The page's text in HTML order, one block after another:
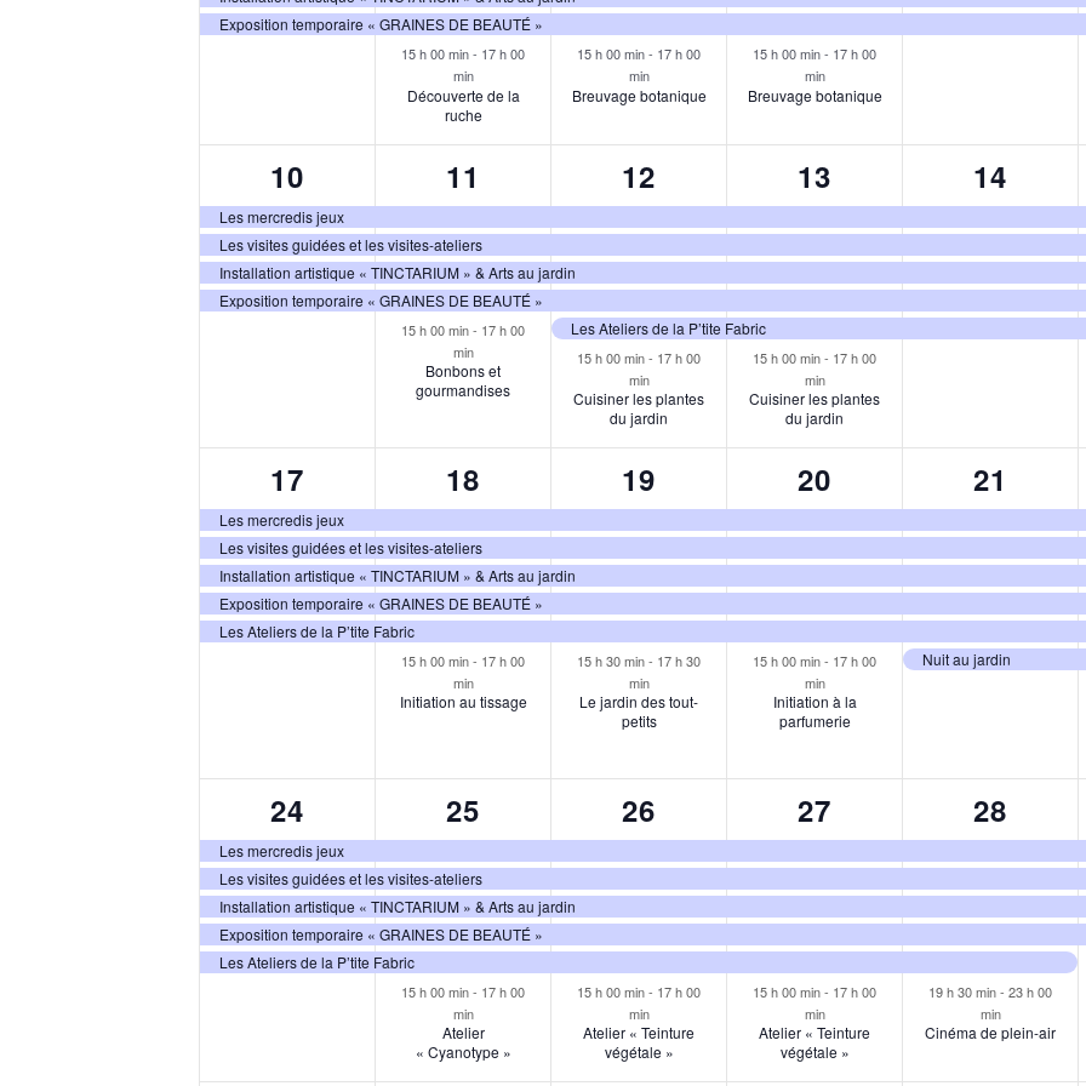
Exposition temporaire « GRAINES DE BEAUTÉ »
15 h 00 min- 17 h 00
min
Découverte de la
ruche
15 h 00 min- 17 h 00
min
Breuvage botanique
15 h 00 min- 17 h 00
min
Breuvage botanique
4
évènements,
10
Les mercredis jeux
Les visites guidées et les visites-ateliers
Installation artistique « TINCTARIUM » & Arts au jardin
Exposition temporaire « GRAINES DE BEAUTÉ »
5
évènements,
11
15 h 00 min- 17 h 00
min
Bonbons et
gourmandises
6
évènements,
12
Les Ateliers de la P’tite Fabric
15 h 00 min- 17 h 00
min
Cuisiner les plantes
du jardin
6
évènements,
13
15 h 00 min- 17 h 00
min
Cuisiner les plantes
du jardin
5
14
5
évènements,
17
Les mercredis jeux
Les visites guidées et les visites-ateliers
Installation artistique « TINCTARIUM » & Arts au jardin
Exposition temporaire « GRAINES DE BEAUTÉ »
Les Ateliers de la P’tite Fabric
6
évènements,
18
15 h 00 min- 17 h 00
min
Initiation au tissage
6
évènements,
19
15 h 30 min- 17 h 30
min
Le jardin des tout-
petits
6
évènements,
20
15 h 00 min- 17 h 00
min
Initiation à la
parfumerie
6
21
Nuit au jardin
5
évènements,
24
Les mercredis jeux
Les visites guidées et les visites-ateliers
Installation artistique « TINCTARIUM » & Arts au jardin
Exposition temporaire « GRAINES DE BEAUTÉ »
Les Ateliers de la P’tite Fabric
6
évènements,
25
15 h 00 min- 17 h 00
min
Atelier
« Cyanotype »
6
évènements,
26
15 h 00 min- 17 h 00
min
Atelier « Teinture
végétale »
6
évènements,
27
15 h 00 min- 17 h 00
min
Atelier « Teinture
végétale »
6
28
19 h 30 min- 23 h 00
min
Cinéma de plein-air